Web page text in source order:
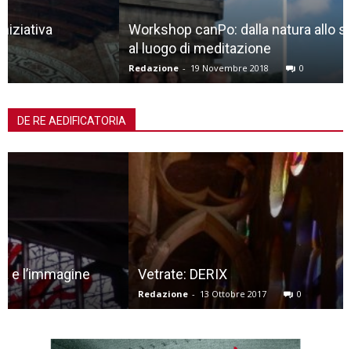
Workshop canPo: dalla natura allo spazio liminale,
al luogo di meditazione
Redazione 19 Novembre 2018 0
DE RE AEDIFICATORIA
Vetrate: DERIX
Redazione - 13 Ottobre 2017 0